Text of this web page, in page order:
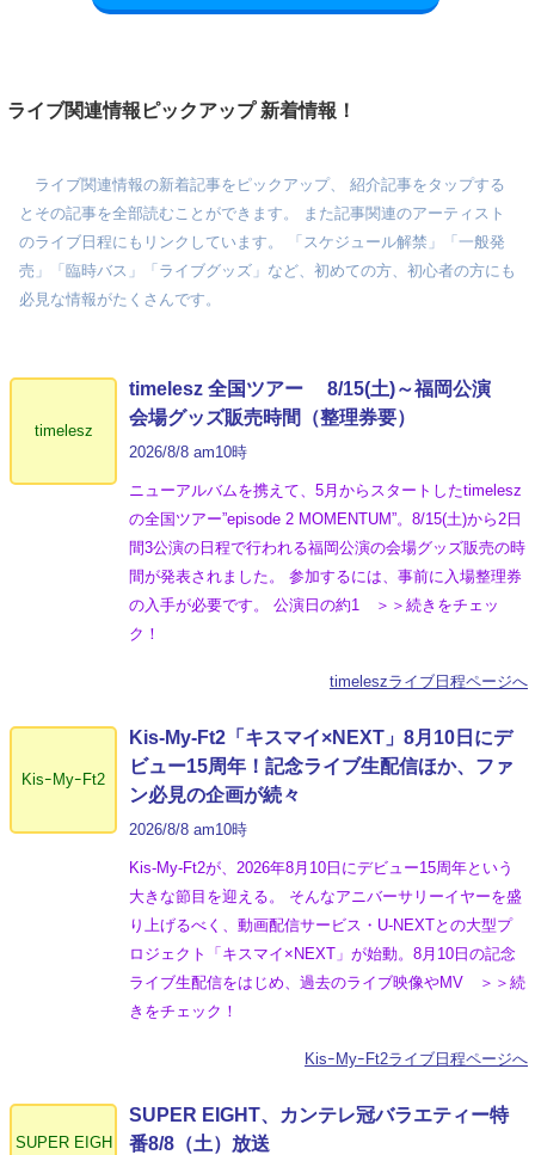
ライブ関連情報ピックアップ 新着情報！
ライブ関連情報の新着記事をピックアップ、 紹介記事をタップする
とその記事を全部読むことができます。 また記事関連のアーティスト
のライブ日程にもリンクしています。 「スケジュール解禁」「一般発
売」「臨時バス」「ライブグッズ」など、初めての方、初心者の方にも
必見な情報がたくさんです。
timelesz
timelesz 全国ツアー 8/15(土)～福岡公演
会場グッズ販売時間（整理券要）
2026/8/8 am10時
ニューアルバムを携えて、5月からスタートしたtimelesz
の全国ツアー”episode 2 MOMENTUM”。8/15(土)から2日
間3公演の日程で行われる福岡公演の会場グッズ販売の時
間が発表されました。 参加するには、事前に入場整理券
の入手が必要です。 公演日の約1 ＞＞続きをチェッ
ク！
timeleszライブ日程ページへ
KisｰMyｰFt2
Kis-My-Ft2「キスマイ×NEXT」8月10日にデ
ビュー15周年！記念ライブ生配信ほか、ファ
ン必見の企画が続々
2026/8/8 am10時
Kis-My-Ft2が、2026年8月10日にデビュー15周年という
大きな節目を迎える。 そんなアニバーサリーイヤーを盛
り上げるべく、動画配信サービス・U-NEXTとの大型プ
ロジェクト「キスマイ×NEXT」が始動。8月10日の記念
ライブ生配信をはじめ、過去のライブ映像やMV ＞＞続
きをチェック！
KisｰMyｰFt2ライブ日程ページへ
SUPER EIGH
SUPER EIGHT、カンテレ冠バラエティー特
番8/8（土）放送